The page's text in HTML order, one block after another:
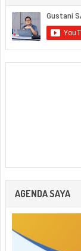
AGENDA SAYA